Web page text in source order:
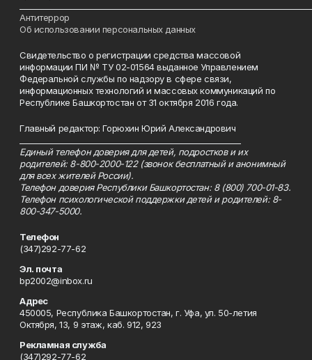
Антитеррор
Об использовании персональных данных
Свидетельство о регистрации средства массовой
информации ПИ № ТУ 02-01564 выданное Управлением
Федеральной службы по надзору в сфере связи,
информационных технологий и массовых коммуникаций по
Республике Башкортостан от 31 октября 2016 года.
Главный редактор: Горюхин Юрий Александрович
Единый телефон доверия для детей, подростков и их
родителей: 8-800-2000-122 (звонок бесплатный и анонимный
для всех жителей России).
Телефон доверия Республики Башкортостан: 8 (800) 700-01-83.
Телефон психологической поддержки детей и родителей: 8-
800-347-5000.
Телефон
(347)292-77-62
Эл. почта
bp2002@inbox.ru
Адрес
450005, Республика Башкортостан, г. Уфа, ул. 50-летия
Октября, 13, 9 этаж, каб. 912, 923
Рекламная служба
(347)292-77-62